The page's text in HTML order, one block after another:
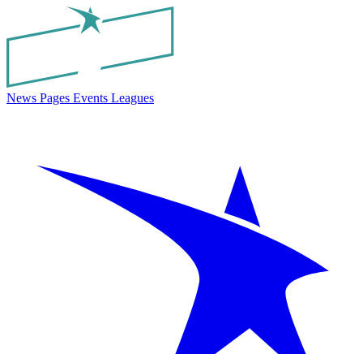
News Pages Events Leagues